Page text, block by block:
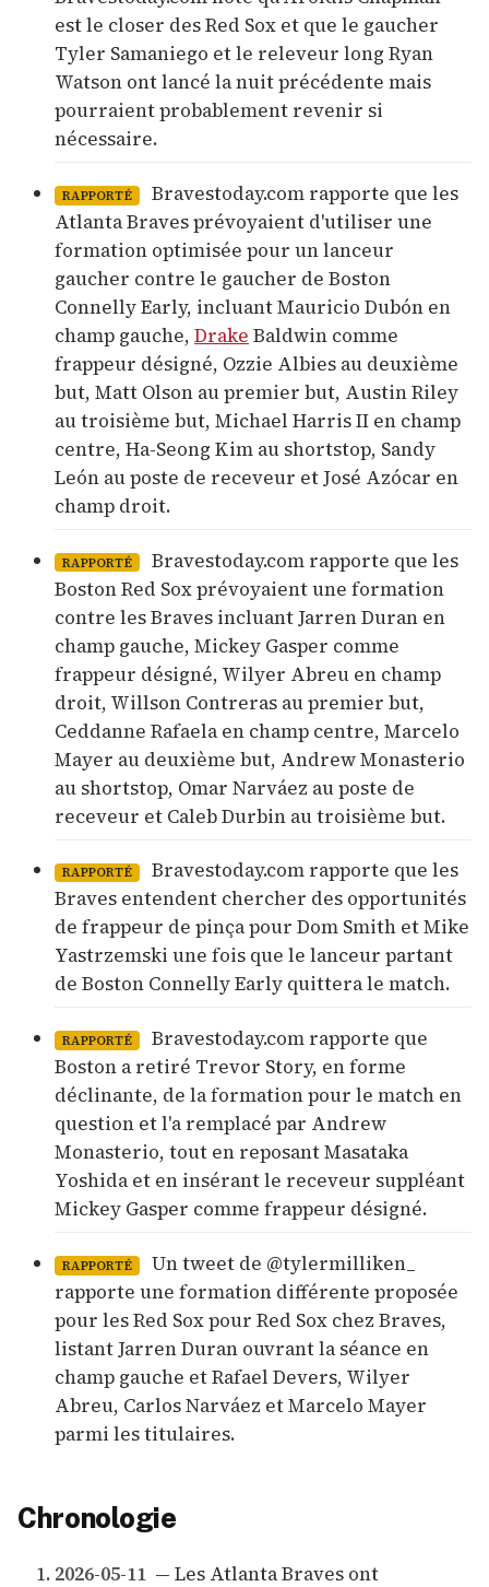
est le closer des Red Sox et que le gaucher
Tyler Samaniego et le releveur long Ryan
Watson ont lancé la nuit précédente mais
pourraient probablement revenir si
nécessaire.
RAPPORTÉ
Bravestoday.com rapporte que les
Atlanta Braves prévoyaient d'utiliser une
formation optimisée pour un lanceur
gaucher contre le gaucher de Boston
Connelly Early, incluant Mauricio Dubón en
champ gauche, Drake Baldwin comme
frappeur désigné, Ozzie Albies au deuxième
but, Matt Olson au premier but, Austin Riley
au troisième but, Michael Harris II en champ
centre, Ha-Seong Kim au shortstop, Sandy
León au poste de receveur et José Azócar en
champ droit.
RAPPORTÉ
Bravestoday.com rapporte que les
Boston Red Sox prévoyaient une formation
contre les Braves incluant Jarren Duran en
champ gauche, Mickey Gasper comme
frappeur désigné, Wilyer Abreu en champ
droit, Willson Contreras au premier but,
Ceddanne Rafaela en champ centre, Marcelo
Mayer au deuxième but, Andrew Monasterio
au shortstop, Omar Narváez au poste de
receveur et Caleb Durbin au troisième but.
RAPPORTÉ
Bravestoday.com rapporte que les
Braves entendent chercher des opportunités
de frappeur de pinça pour Dom Smith et Mike
Yastrzemski une fois que le lanceur partant
de Boston Connelly Early quittera le match.
RAPPORTÉ
Bravestoday.com rapporte que
Boston a retiré Trevor Story, en forme
déclinante, de la formation pour le match en
question et l'a remplacé par Andrew
Monasterio, tout en reposant Masataka
Yoshida et en insérant le receveur suppléant
Mickey Gasper comme frappeur désigné.
RAPPORTÉ
Un tweet de @tylermilliken_
rapporte une formation différente proposée
pour les Red Sox pour Red Sox chez Braves,
listant Jarren Duran ouvrant la séance en
champ gauche et Rafael Devers, Wilyer
Abreu, Carlos Narváez et Marcelo Mayer
parmi les titulaires.
Chronologie
2026-05-11 — Les Atlanta Braves ont